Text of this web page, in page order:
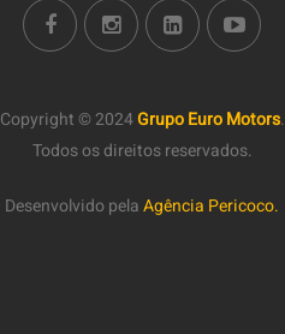
Copyright © 2024Grupo Euro Motors.
Todos os direitos reservados.
Desenvolvido pelaAgência Pericoco.